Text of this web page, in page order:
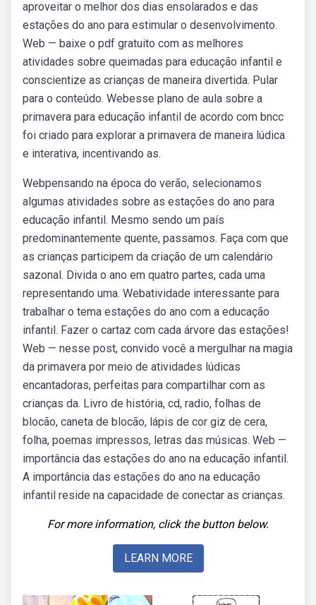
aproveitar o melhor dos dias ensolarados e das
estações do ano para estimular o desenvolvimento.
Web — baixe o pdf gratuito com as melhores
atividades sobre queimadas para educação infantil e
conscientize as crianças de maneira divertida. Pular
para o conteúdo. Webesse plano de aula sobre a
primavera para educação infantil de acordo com bncc
foi criado para explorar a primavera de maneira lúdica
e interativa, incentivando as.
Webpensando na época do verão, selecionamos
algumas atividades sobre as estações do ano para
educação infantil. Mesmo sendo um país
predominantemente quente, passamos. Faça com que
as crianças participem da criação de um calendário
sazonal. Divida o ano em quatro partes, cada uma
representando uma. Webatividade interessante para
trabalhar o tema estações do ano com a educação
infantil. Fazer o cartaz com cada árvore das estações!
Web — nesse post, convido você a mergulhar na magia
da primavera por meio de atividades lúdicas
encantadoras, perfeitas para compartilhar com as
crianças da. Livro de história, cd, radio, folhas de
blocão, caneta de blocão, lápis de cor giz de cera,
folha, poemas impressos, letras das músicas. Web —
importância das estações do ano na educação infantil.
A importância das estações do ano na educação
infantil reside na capacidade de conectar as crianças.
For more information, click the button below.
LEARN MORE